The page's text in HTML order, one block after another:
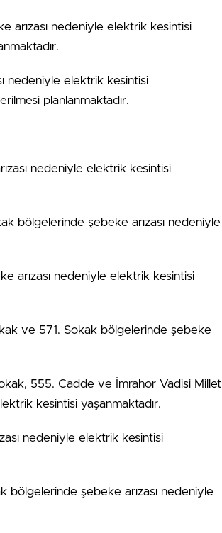
arızası nedeniyle elektrik kesintisi
nedeniyle elektrik kesintisi
planlanmaktadır.
nedeniyle elektrik kesintisi
bölgelerinde şebeke arızası nedeniyle
arızası nedeniyle elektrik kesintisi
ve 571. Sokak bölgelerinde şebeke
555. Cadde ve İmrahor Vadisi Millet
kesintisi yaşanmaktadır.
nedeniyle elektrik kesintisi
bölgelerinde şebeke arızası nedeniyle